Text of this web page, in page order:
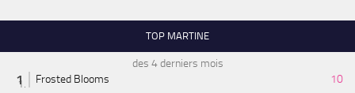
TOP MARTINE
des 4 derniers mois
Frosted Blooms
10